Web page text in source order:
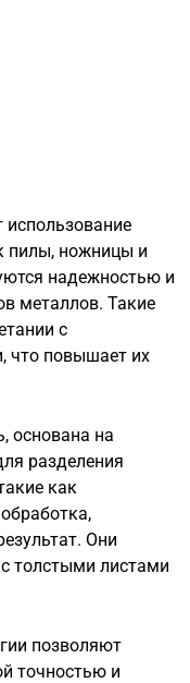
пилы, ножницы и
надежностью и
металлов. Такие
с
что повышает их
основана на
разделения
как
Они
толстыми листами
позволяют
точностью и